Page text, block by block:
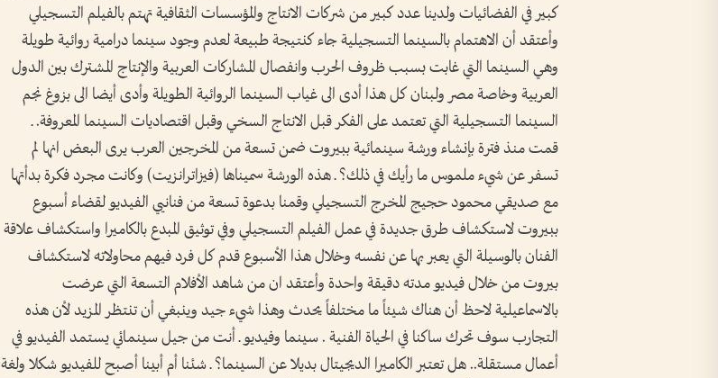
كبير في الفضائيات ولدينا عدد كبير من شركات الانتاج والمؤسسات الثقافية تهتم بالفيلم التسجيلي
وأعتقد أن الاهتمام بالسينما التسجيلية جاء كنتيجة طبيعة لعدم وجود سينما درامية روائية طويلة
وهي السينما التي غابت بسبب ظروف الحرب وانفصال المشاركات العربية والإنتاج المشترك بين الدول
العربية وخاصة مصر ولبنان كل هذا أدى الى غياب السينما الروائية الطويلة وأدى أيضا الى بزوغ نجم
السينما التسجيلية التي تعتمد على الفكر قبل الانتاج السخي وقبل اقتصاديات السينما المعروفة. ـ
قمت منذ فترة بإنشاء ورشة سينمائية ببيروت ضمن تسعة من المخرجين العرب يرى البعض انها لم
تسفر عن شيء ملموس ما رأيك في ذلك؟ ـ هذه الورشة سميناها (فيزاترانزيت) وكانت مجرد فكرة بدأتها
مع صديقي محمود حجيج المخرج التسجيلي وقمنا بدعوة تسعة من فنانيي الفيديو لقضاء أسبوع
ببيروت لاستكشاف طرق جديدة في عمل الفيلم التسجيلي وفي توثيق المبدع بالكاميرا واستكشاف علاقة
الفنان بالوسيلة التي يعبر بها عن نفسه وخلال هذا الأسبوع قدم كل فرد فيهم محاولاته لاستكشاف
بيروت من خلال فيديو مدته دقيقة واحدة وأعتقد ان من شاهد الأفلام التسعة التي عرضت
بالاسماعيلية لاحظ أن هناك شيئاً ما مختلفاً يحدث وهذا شيء جيد وينبغي أن تنتظر المزيد لأن هذه
التجارب سوف تحرك ساكنا في الحياة الفنية . سينما وفيديو ـ أنت من جيل سينمائي يستمد الفيديو في
أعمال مستقلة.. هل تعتبر الكاميرا الديجيتال بديلا عن السينما؟ ـ شئنا أم أبينا أصبح للفيديو شكلا ولغة